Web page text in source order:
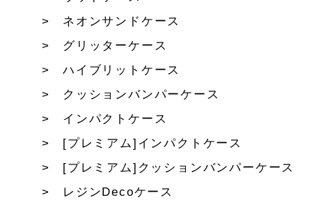
ネオンサンドケース
グリッターケース
ハイブリットケース
クッションバンパーケース
インパクトケース
[プレミアム]インパクトケース
[プレミアム]クッションバンパーケース
レジンDecoケース